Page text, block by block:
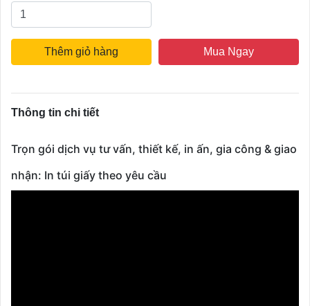
Thêm giỏ hàng Mua Ngay
Thông tin chi tiết
Trọn gói dịch vụ tư vấn, thiết kế, in ấn, gia công & giao
nhận: In túi giấy theo yêu cầu